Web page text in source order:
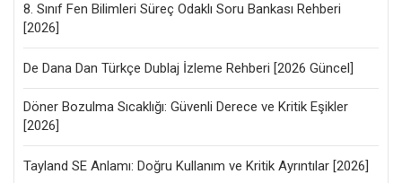
8. Sınıf Fen Bilimleri Süreç Odaklı Soru Bankası Rehberi
[2026]
De Dana Dan Türkçe Dublaj İzleme Rehberi [2026 Güncel]
Döner Bozulma Sıcaklığı: Güvenli Derece ve Kritik Eşikler
[2026]
Tayland SE Anlamı: Doğru Kullanım ve Kritik Ayrıntılar [2026]